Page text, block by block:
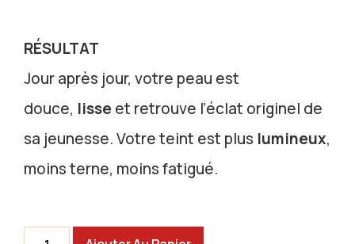
RÉSULTAT
Jour après jour, votre peau est
douce, lisse et retrouve l’éclat originel de
sa jeunesse. Votre teint est plus lumineux,
moins terne, moins fatigué.